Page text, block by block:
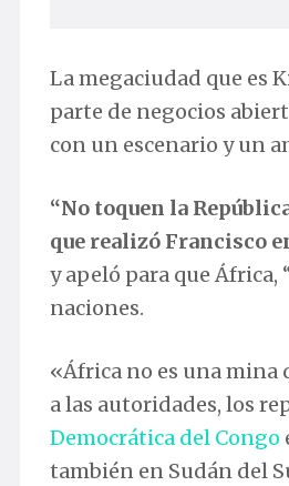
La megaciudad que es
parte de negocios
con un escenario y un
“No toquen la
que realizó Francisco
y apeló para que
naciones.
«África no es una mina
a las autoridades, los
Democrática del Congo
también en Sudán del